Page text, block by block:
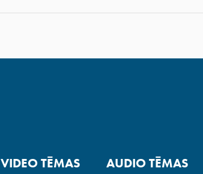
VIDEO TĒMAS AUDIO TĒMAS